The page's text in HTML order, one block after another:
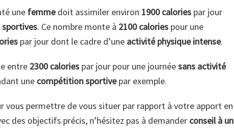
une femmedoit assimiler environ 1900 calories par jour
sportives. Ce nombre monte à 2100 calories pour une
par jour dont le cadre d’une activité physique intense.
entre 2300 calories par jour pour une journéesans activité
une compétition sportivepar exemple.
vous permettre de vous situer par rapport à votre apport en
des objectifs précis, n’hésitez pas à demander conseil à un